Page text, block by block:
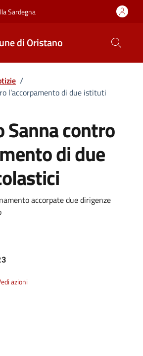
Sardegna
di Oristano
/
l’accorpamento di due istituti
Sanna contro
di due
notizia
accorpate due dirigenze
azioni